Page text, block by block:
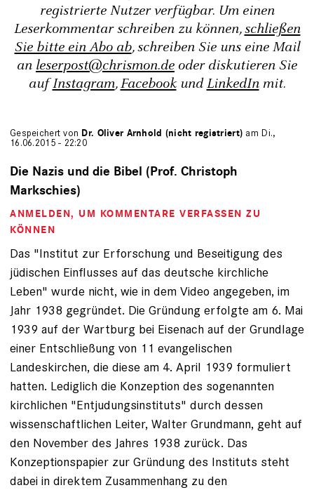
registrierte Nutzer verfügbar. Um einen
Leserkommentar schreiben zu können,schließen
Sie bitte ein Abo ab, schreiben Sie uns eine Mail
an leserpost@chrismon.de oder diskutieren Sie
aufInstagram,FacebookundLinkedInmit.
Gespeichert von Dr. Oliver Arnhold (nicht registriert) am Di.,
16.06.2015 - 22:20
Die Nazis und die Bibel (Prof. Christoph
Markschies)
ANMELDEN, UM KOMMENTARE VERFASSEN ZU
KÖNNEN
Das "Institut zur Erforschung und Beseitigung des
jüdischen Einflusses auf das deutsche kirchliche
Leben" wurde nicht, wie in dem Video angegeben, im
Jahr 1938 gegründet. Die Gründung erfolgte am 6. Mai
1939 auf der Wartburg bei Eisenach auf der Grundlage
einer Entschließung von 11 evangelischen
Landeskirchen, die diese am 4. April 1939 formuliert
hatten. Lediglich die Konzeption des sogenannten
kirchlichen "Entjudungsinstituts" durch dessen
wissenschaftlichen Leiter, Walter Grundmann, geht auf
den November des Jahres 1938 zurück. Das
Konzeptionspapier zur Gründung des Instituts steht
dabei in direktem Zusammenhang zu den